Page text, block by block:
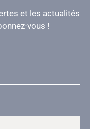
et les actualités
vous !